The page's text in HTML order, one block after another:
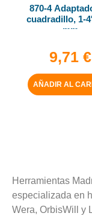
870-4
cuadradillo, 1-
mm
9,71 €
AÑADIR AL
Herramientas
especializada en
Wera, OrbisWill y